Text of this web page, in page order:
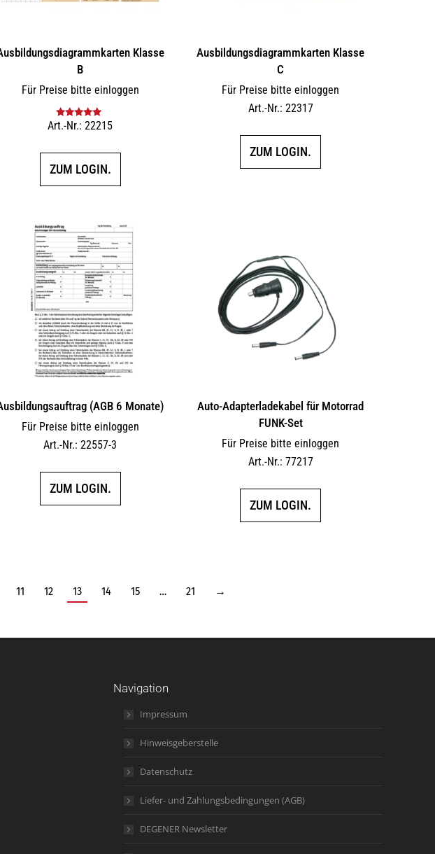
Klasse
B
Für Preise bitte einloggen
Bewertet mit
Art.-Nr.: 22215
ZUM LOGIN.
Ausbildungs­dia­gramm­karten Klasse
C
Für Preise bitte einloggen
Art.-Nr.: 22317
ZUM LOGIN.
(AGB 6 Monate)
Für Preise bitte einloggen
Art.-Nr.: 22557-3
ZUM LOGIN.
Auto-Adapterladekabel für Motorrad
FUNK-Set
Für Preise bitte einloggen
Art.-Nr.: 77217
ZUM LOGIN.
11 12 13 14 15 … 21 →
Navigation
Impressum
Hinweisgeberstelle
Datenschutz
Liefer- und Zahlungsbedingungen (AGB)
DEGENER Newsletter